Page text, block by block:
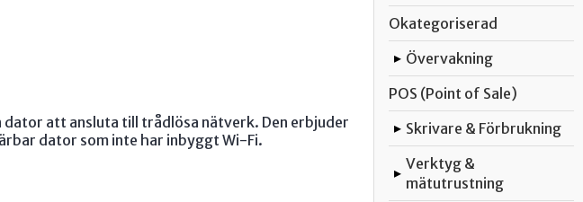
att ansluta till trådlösa nätverk. Den erbjuder
dator som inte har inbyggt Wi-Fi.
Okategoriserad
▸ Övervakning
POS (Point of Sale)
▸ Skrivare & Förbrukning
▸
Verktyg &
mätutrustning